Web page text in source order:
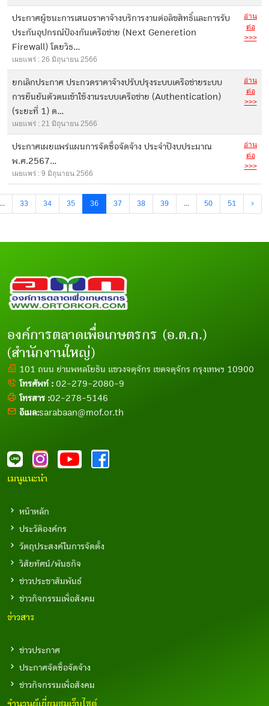
ประกาศผู้ชนะการเสนอราคาจ้างบริการงานต่อลิขสิทธิ์และการรับ
ประกันอุปกรณ์ป้องกันเครือข่าย (Next Generetion
Firewall) โดยวิธ...
เผยแพร่ : 26 มิถุนายน 2566
อ่าน
ต่อ
>>>
ยกเลิกประกาศ ประกวดราคาจ้างปรับปรุงระบบเครือข่ายระบบ
การยืนยันตัวตนเข้าใช้งานระบบเครือข่าย (Authentication)
(ระยะที่ 1) ด...
เผยแพร่ : 21 มิถุนายน 2566
อ่าน
ต่อ
>>>
ประกาศเผยแพร่แผนการจัดซื้อจัดจ้าง ประจำปีงบประมาณ
พ.ศ.2567...
เผยแพร่ : 9 มิถุนายน 2566
อ่าน
ต่อ
>>>
... 33 34 35 36 37 38 39 ... 50 51 ›
องค์การตลาดเพื่อเกษตรกร (อ.ต.ก.)
(สำนักงานใหญ่)
101 ถนน ย่านพหลโยธิน แขวงจตุจักร เขตจตุจักร กรุงเทพฯ 10900
โทรศัพท์ : 02-279-2080-9
โทรสาร :02-278-5146
อีเมล:sarabaan@mof.or.th
เมนูแนะนำ
หน้าหลัก
ประวัติองค์กร
วัตถุประสงค์ในการจัดตั้ง
วิสัยทัศน์/พันธกิจ
ข่าวประชาสัมพันธ์
ข่าวกิจกรรมเพื่อสังคม
ข่าวสาร
ข่าวประกาศ
ประกาศจัดซื้อจัดจ้าง
ข่าวกิจกรรมเพื่อสังคม